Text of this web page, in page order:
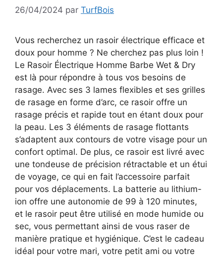
26/04/2024 par TurfBois
Vous recherchez un rasoir électrique efficace et
doux pour homme ? Ne cherchez pas plus loin !
Le Rasoir Électrique Homme Barbe Wet & Dry
est là pour répondre à tous vos besoins de
rasage. Avec ses 3 lames flexibles et ses grilles
de rasage en forme d’arc, ce rasoir offre un
rasage précis et rapide tout en étant doux pour
la peau. Les 3 éléments de rasage flottants
s’adaptent aux contours de votre visage pour un
confort optimal. De plus, ce rasoir est livré avec
une tondeuse de précision rétractable et un étui
de voyage, ce qui en fait l’accessoire parfait
pour vos déplacements. La batterie au lithium-
ion offre une autonomie de 99 à 120 minutes,
et le rasoir peut être utilisé en mode humide ou
sec, vous permettant ainsi de vous raser de
manière pratique et hygiénique. C’est le cadeau
idéal pour votre mari, votre petit ami ou votre